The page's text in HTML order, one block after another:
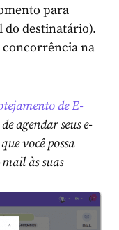
para
do destinatário).
concorrência na
de E-
agendar seus e-
você possa
às suas